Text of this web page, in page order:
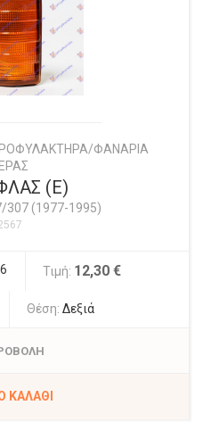
ΦΑΝΑΡΙΑ
(E)
307 (1977-1995)
Τιμή: 12,30 €
Θέση: Δεξιά
ΚΑΛΆΘΙ